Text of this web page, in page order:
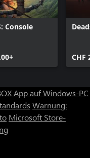
Console
CHF
App auf Windows-PC
Warnung:
Microsoft Store-